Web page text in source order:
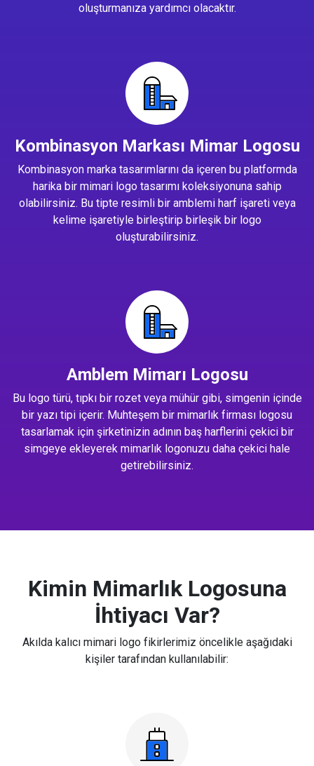
oluşturmanıza yardımcı olacaktır.
Kombinasyon Markası Mimar Logosu
Kombinasyon marka tasarımlarını da içeren bu platformda
harika bir mimari logo tasarımı koleksiyonuna sahip
olabilirsiniz. Bu tipte resimli bir amblemi harf işareti veya
kelime işaretiyle birleştirip birleşik bir logo
oluşturabilirsiniz.
Amblem Mimarı Logosu
Bu logo türü, tıpkı bir rozet veya mühür gibi, simgenin içinde
bir yazı tipi içerir. Muhteşem bir mimarlık firması logosu
tasarlamak için şirketinizin adının baş harflerini çekici bir
simgeye ekleyerek mimarlık logonuzu daha çekici hale
getirebilirsiniz.
Kimin Mimarlık Logosuna
İhtiyacı Var?
Akılda kalıcı mimari logo fikirlerimiz öncelikle aşağıdaki
kişiler tarafından kullanılabilir: